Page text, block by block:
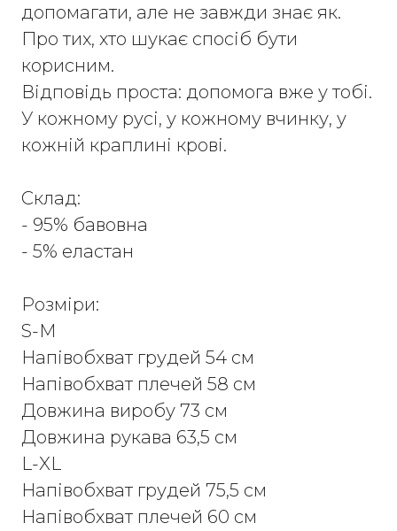
допомагати, але не завжди знає як.
Про тих, хто шукає спосіб бути
корисним.
Відповідь проста: допомога вже у тобі.
У кожному русі, у кожному вчинку, у
кожній краплині крові.
Склад:
- 95% бавовна
- 5% еластан
Розміри:
S-M
Напівобхват грудей 54 см
Напівобхват плечей 58 см
Довжина виробу 73 см
Довжина рукава 63,5 см
L-XL
Напівобхват грудей 75,5 см
Напівобхват плечей 60 см